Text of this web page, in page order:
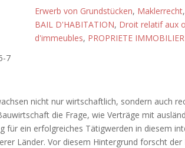
Erwerb von Grundstücken, Maklerrecht,
BAIL D'HABITATION, Droit relatif aux
d'immeubles, PROPRIETE
7
nicht nur wirtschaftlich, sondern auch
die Frage, wie Verträge mit
für ein erfolgreiches Tätigwerden in diesem
Länder. Vor diesem Hintergrund forscht